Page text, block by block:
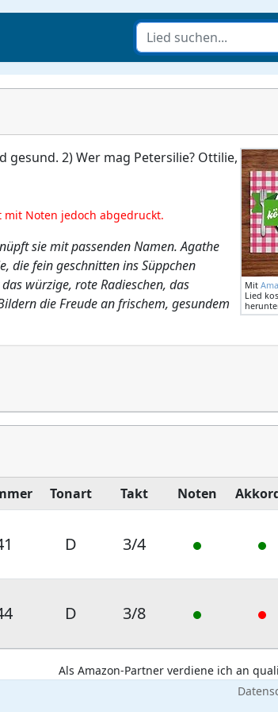
Mit
Lied
gesund. 2) Wer mag Petersilie? Ottilie,
Noten jedoch abgedruckt.
sie mit passenden Namen. Agathe
die fein geschnitten ins Süppchen
würzige, rote Radieschen, das
die Freude an frischem, gesundem
Tonart Takt Noten
D 3/4
D 3/8
Als Amazon-Partner verdiene ich an